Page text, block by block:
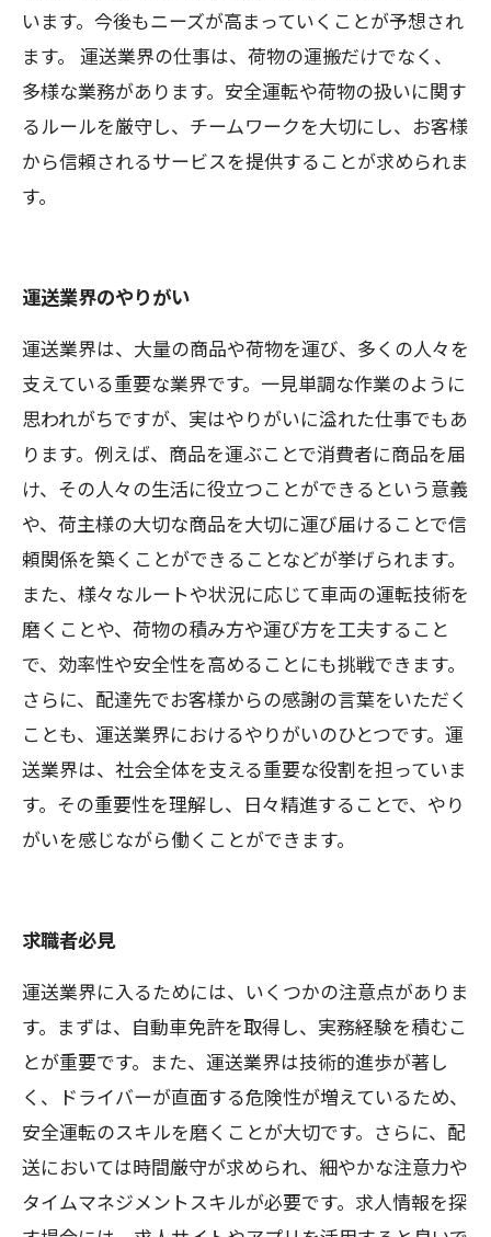
います。今後もニーズが高まっていくことが予想され
ます。 運送業界の仕事は、荷物の運搬だけでなく、
多様な業務があります。安全運転や荷物の扱いに関す
るルールを厳守し、チームワークを大切にし、お客様
から信頼されるサービスを提供することが求められま
す。
運送業界のやりがい
運送業界は、大量の商品や荷物を運び、多くの人々を
支えている重要な業界です。一見単調な作業のように
思われがちですが、実はやりがいに溢れた仕事でもあ
ります。例えば、商品を運ぶことで消費者に商品を届
け、その人々の生活に役立つことができるという意義
や、荷主様の大切な商品を大切に運び届けることで信
頼関係を築くことができることなどが挙げられます。
また、様々なルートや状況に応じて車両の運転技術を
磨くことや、荷物の積み方や運び方を工夫すること
で、効率性や安全性を高めることにも挑戦できます。
さらに、配達先でお客様からの感謝の言葉をいただく
ことも、運送業界におけるやりがいのひとつです。運
送業界は、社会全体を支える重要な役割を担っていま
す。その重要性を理解し、日々精進することで、やり
がいを感じながら働くことができます。
求職者必見
運送業界に入るためには、いくつかの注意点がありま
す。まずは、自動車免許を取得し、実務経験を積むこ
とが重要です。また、運送業界は技術的進歩が著し
く、ドライバーが直面する危険性が増えているため、
安全運転のスキルを磨くことが大切です。さらに、配
送においては時間厳守が求められ、細やかな注意力や
タイムマネジメントスキルが必要です。求人情報を探